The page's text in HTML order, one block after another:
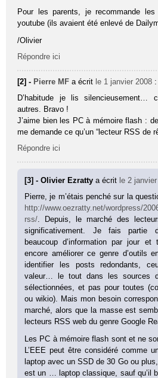
Pour les parents, je recommande
youtube (ils avaient été enlevé de
/Olivier
Répondre ici
[2] - Pierre MF a écrit le 1 janvier 2008 :
D’habitude je lis silencieusement…
autres. Bravo !
J’aime bien les PC à mémoire flash :
me demande ce qu’un “lecteur RSS de
Répondre ici
[3] - Olivier Ezrattya écrit le 2
Pierre, je m’étais penché sur la
http://www.oezratty.net/wordpress/
rss/ . Depuis, le marché des
significativement. Je fais partie
beaucoup d’information par jour et
encore améliorer ce genre d’outils
identifier les posts redondants,
valeur… le tout dans les sources
sélectionnées, et pas pour toutes
ou wikio). Mais mon besoin
marché, alors que la masse est
lecteurs RSS web du genre Google
Les PC à mémoire flash sont et ne
L’EEE peut être considéré comme
laptop avec un SSD de 30 Go ou
est un … laptop classique, sauf qu’il